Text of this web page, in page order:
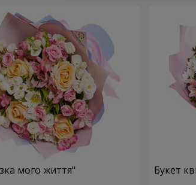
мого життя" Букет